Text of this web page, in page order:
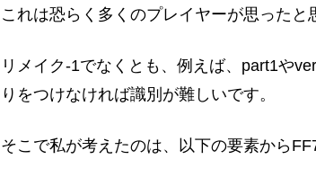
これは恐らく多くのプレイヤーが思ったと
リメイク-1でなくとも、例えば、part1や
りをつけなければ識別が難しいです。
そこで私が考えたのは、以下の要素から